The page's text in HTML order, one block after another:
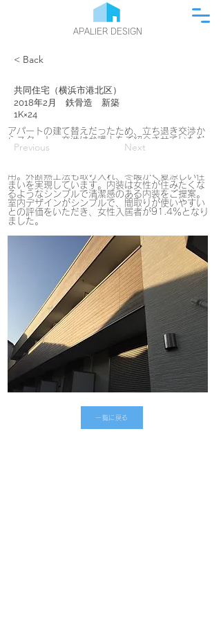
APALIER DESIGN
< Back
共同住宅（横浜市港北区）
2018年2月 鉄骨造 新築
1K×24
アパートの建て替えだったため、立ち退き交渉か
らスタート。交渉は弁護士をご紹介させていただ
き、無事3か月で完了。少し変形の土地だったた
用。外断熱工法も取り入れ、冬暖かく夏涼しい住
まいを実現しています。内装は女性が住みたくな
るようなシンプルで清潔感のある内装をご提案。
室内デザインがシンプルで、間取りが使いやすい
との評価をいただき、女性入居者が91.4％となり
ました。
一覧に戻る
Previous Next